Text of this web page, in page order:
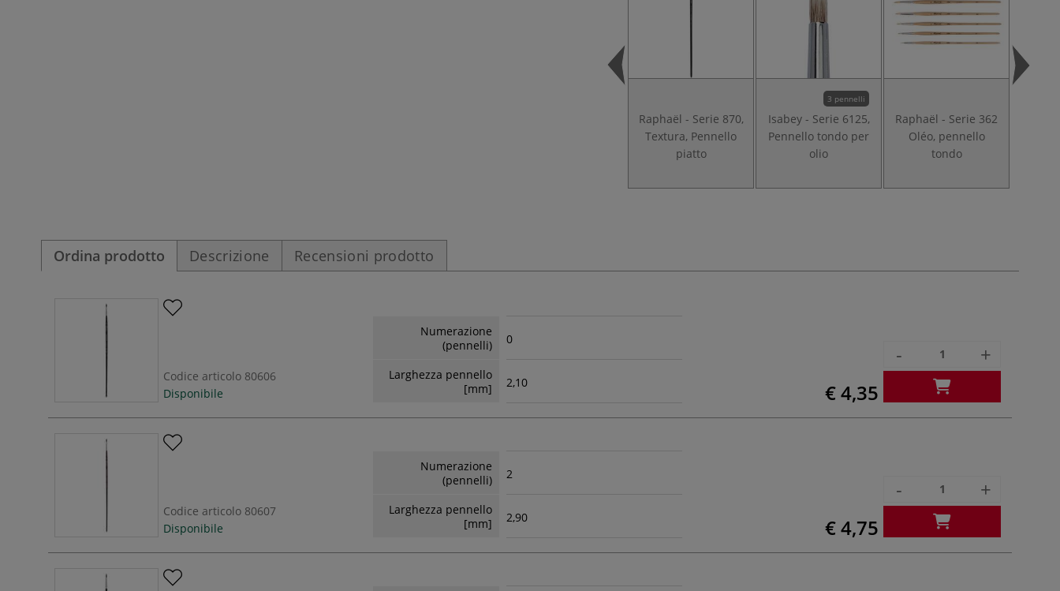
Raphaël - Serie 870,
Textura, Pennello
piatto
3 pennelli
Isabey - Serie 6125,
Pennello tondo per
olio
Raphaël - Serie 362
Oléo, pennello
tondo
Ordina prodotto Descrizione Recensioni prodotto
Codice articolo 80606
Disponibile
Numerazione
(pennelli)
0
Larghezza pennello
[mm]
2,10 € 4,35
- +
Codice articolo 80607
Disponibile
Numerazione
(pennelli)
2
Larghezza pennello
[mm]
2,90 € 4,75
- +